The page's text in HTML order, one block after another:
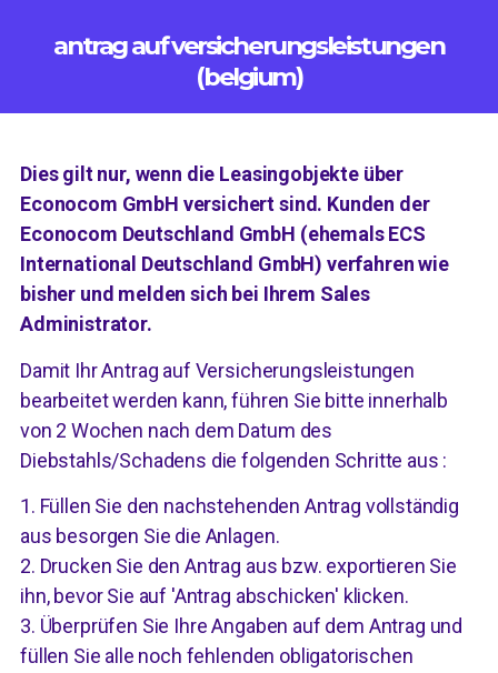
antrag auf versicherungsleistungen
(belgium)
Dies gilt nur, wenn die Leasingobjekte über
Econocom GmbH versichert sind. Kunden der
Econocom Deutschland GmbH (ehemals ECS
International Deutschland GmbH) verfahren wie
bisher und melden sich bei Ihrem Sales
Administrator.
Damit Ihr Antrag auf Versicherungsleistungen
bearbeitet werden kann, führen Sie bitte innerhalb
von 2 Wochen nach dem Datum des
Diebstahls/Schadens die folgenden Schritte aus :
1. Füllen Sie den nachstehenden Antrag vollständig
aus besorgen Sie die Anlagen.
2. Drucken Sie den Antrag aus bzw. exportieren Sie
ihn, bevor Sie auf 'Antrag abschicken' klicken.
3. Überprüfen Sie Ihre Angaben auf dem Antrag und
füllen Sie alle noch fehlenden obligatorischen